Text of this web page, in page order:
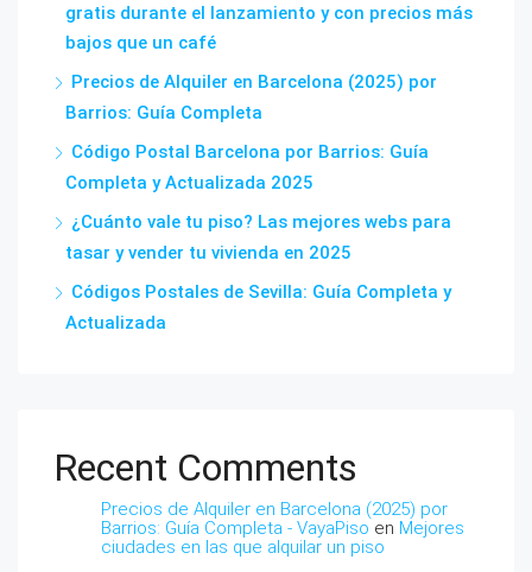
gratis durante el lanzamiento y con precios más
bajos que un café
Precios de Alquiler en Barcelona (2025) por
Barrios: Guía Completa
Código Postal Barcelona por Barrios: Guía
Completa y Actualizada 2025
¿Cuánto vale tu piso? Las mejores webs para
tasar y vender tu vivienda en 2025
Códigos Postales de Sevilla: Guía Completa y
Actualizada
Recent Comments
Precios de Alquiler en Barcelona (2025) por
Barrios: Guía Completa - VayaPiso en Mejores
ciudades en las que alquilar un piso